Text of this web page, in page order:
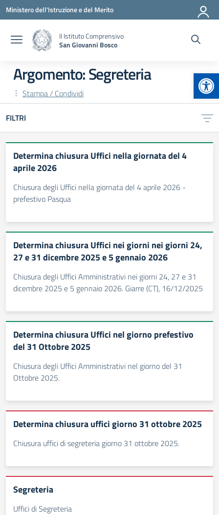
Vai ai contenuti
Vai al menu di navigazione
Vai al footer
Ministero dell'Istruzione e del Merito
II Istituto Comprensivo
San Giovanni Bosco
Argomento: Segreteria
Stampa / Condividi
FILTRI
Determina chiusura Uffici nella giornata del 4
aprile 2026
Chiusura degli Uffici nella giornata del 4 aprile 2026 -
prefestivo Pasqua
Determina chiusura Uffici nei giorni nei giorni 24,
27 e 31 dicembre 2025 e 5 gennaio 2026
Chiusura degli Uffici Amministrativi nei giorni 24, 27 e 31
dicembre 2025 e 5 gennaio 2026. Giarre (CT), 16/12/2025
Determina chiusura Uffici nel giorno prefestivo
del 31 Ottobre 2025
Chiusura degli Uffici Amministrativi nel giorno del 31
Ottobre 2025.
Determina chiusura uffici giorno 31 ottobre 2025
Chiusura uffici di segreteria giorno 31 ottobre 2025.
Segreteria
Uffici di Segreteria